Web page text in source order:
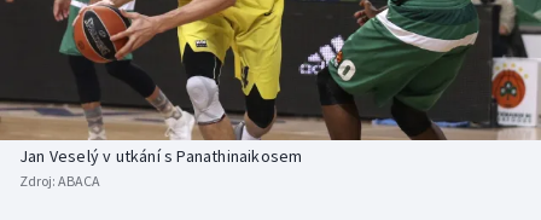
Baseball a softbal
Biatlon
Soutěže
Historické návraty
Aplikace ČT sport
Jan Veselý v utkání s Panathinaikosem
Zdroj: ABACA